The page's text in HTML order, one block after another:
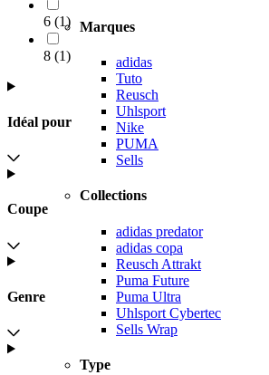
Marques
adidas
Tuto
Reusch
Uhlsport
Nike
PUMA
Sells
Collections
adidas predator
adidas copa
Reusch Attrakt
Puma Future
Puma Ultra
Uhlsport Cybertec
Sells Wrap
Type
6 (1)
8 (1)
Idéal pour
Coupe
Genre